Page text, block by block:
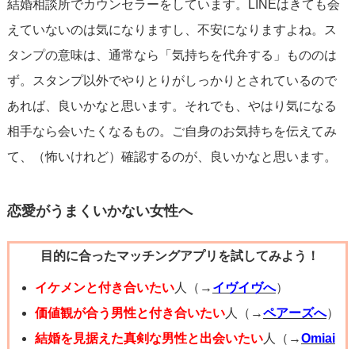
普段のデートはしっかり「デート」でしょうか？遊びに出
かけたり、家に呼ぶにもお部屋を掃除したり、非日常の要
素があるならば、お仕事が忙しい今は大変なのかもしれま
せん。質問者様が大切だからこそ、そこにかける労力を減
らしたくなくて、余力のない今は会えないだけかもしれま
せんよ。
②LINEも会うのも苦ではない
ら、要注意かもしれません。気取らないお家デートが出来
パシティがもう限界値なのかもしれませんね。ここで追い
かけると離れていってしまいますから、焦らず自分磨きで
もして、また会えたらその時に惚れ直してもらいましょ
う。
結婚相談所でカウンセラーをしています。LINEはきても会
えていないのは気になりますし、不安になりますよね。ス
タンプの意味は、通常なら「気持ちを代弁する」もののは
ず。スタンプ以外でやりとりがしっかりとされているので
あれば、良いかなと思います。それでも、やはり気になる
相手なら会いたくなるもの。ご自身のお気持ちを伝えてみ
て、（怖いけれど）確認するのが、良いかなと思います。
恋愛がうまくいかない女性へ
目的に合ったマッチングアプリを試してみよう！
イケメンと付き合いたい人（→ イヴイヴへ）
価値観が合う男性と付き合いたい人（→ペアーズへ）
結婚を見据えた真剣な男性と出会いたい人（→Omiai